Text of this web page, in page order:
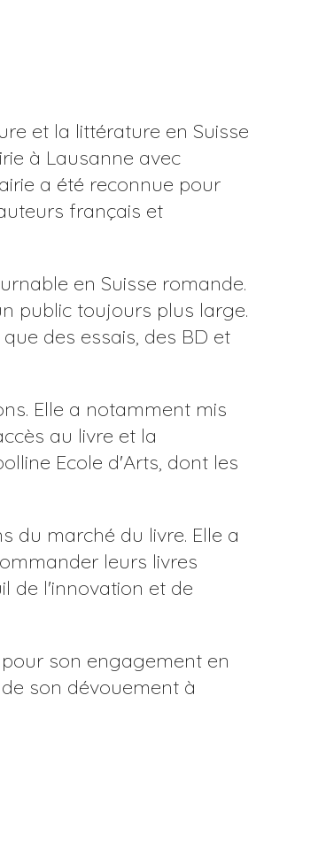
et la littérature en Suisse
à Lausanne avec
a été reconnue pour
français et
en Suisse romande.
public toujours plus large.
des essais, des BD et
Elle a notamment mis
au livre et la
Ecole d'Arts, dont les
du marché du livre. Elle a
leurs livres
de l'innovation et de
son engagement en
son dévouement à